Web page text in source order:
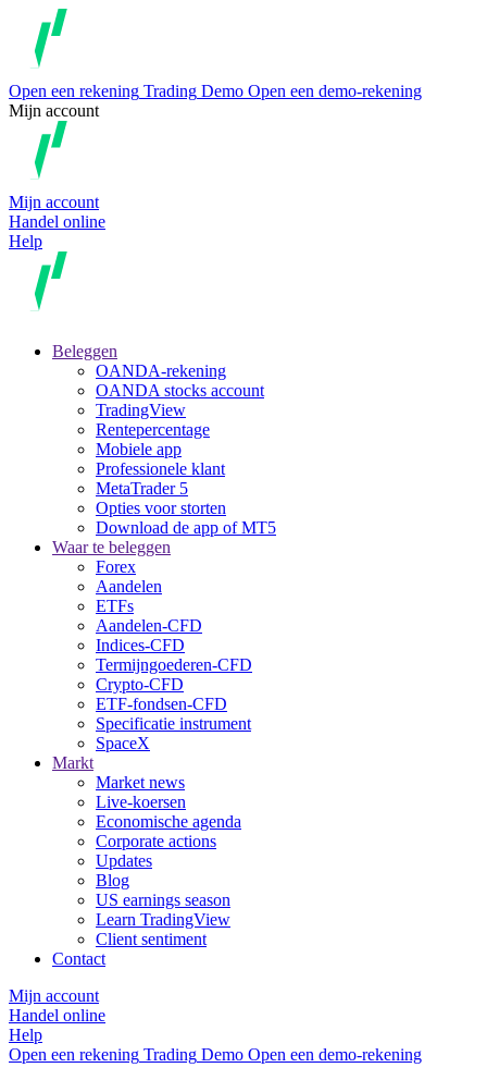
Open een rekening Trading Demo Open een demo-rekening
Mijn account
Mijn account
Handel online
Help
Beleggen
OANDA-rekening
OANDA stocks account
TradingView
Rentepercentage
Mobiele app
Professionele klant
MetaTrader 5
Opties voor storten
Download de app of MT5
Waar te beleggen
Forex
Aandelen
ETFs
Aandelen-CFD
Indices-CFD
Termijngoederen-CFD
Crypto-CFD
ETF-fondsen-CFD
Specificatie instrument
SpaceX
Markt
Market news
Live-koersen
Economische agenda
Corporate actions
Updates
Blog
US earnings season
Learn TradingView
Client sentiment
Contact
Mijn account
Handel online
Help
Open een rekening Trading Demo Open een demo-rekening